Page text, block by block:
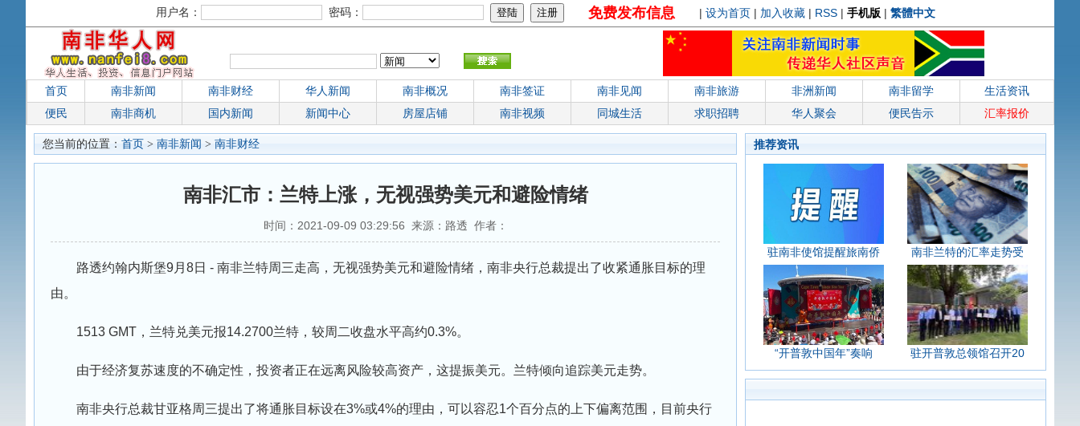
用户名： 密码： 免费发布信息 | 设为首页 | 加入收藏 | RSS | 手机版 | 繁體中文
首页 南非新闻 南非财经 华人新闻 南非概况 南非签证 南非见闻 南非旅游 非洲新闻 南非留学
生活资讯
便民
南非商机 国内新闻 新闻中心 房屋店铺 南非视频 同城生活 求职招聘 华人聚会 便民告示 汇率报价
您当前的位置： 首页 > 南非新闻 > 南非财经
南非汇市：兰特上涨，无视强势美元和避险情绪
时间：2021-09-09 03:29:56 来源：路透 作者：
路透约翰内斯堡9月8日 - 南非兰特周三走高，无视强势美元和避险情绪，南非央行总裁提出了收紧通胀目标的理
由。
1513 GMT，兰特兑美元报14.2700兰特，较周二收盘水平高约0.3%。
由于经济复苏速度的不确定性，投资者正在远离风险较高资产，这提振美元。兰特倾向追踪美元走势。
南非央行总裁甘亚格周三提出了将通胀目标设在3%或4%的理由，可以容忍1个百分点的上下偏离范围，目前央行
推荐资讯
驻南非使馆提醒旅南侨 南非兰特的汇率走势受
“开普敦中国年”奏响 驻开普敦总领馆召开20